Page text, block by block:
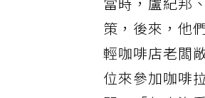
當時，盧紀邦
策，後來，他
輕咖啡店老闆
位來參加咖啡